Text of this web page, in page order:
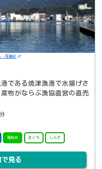
-写真AC
である焼津漁港で水揚げさ
物がならぶ漁協直営の直売
海鮮丼 まぐろ しらす
見る